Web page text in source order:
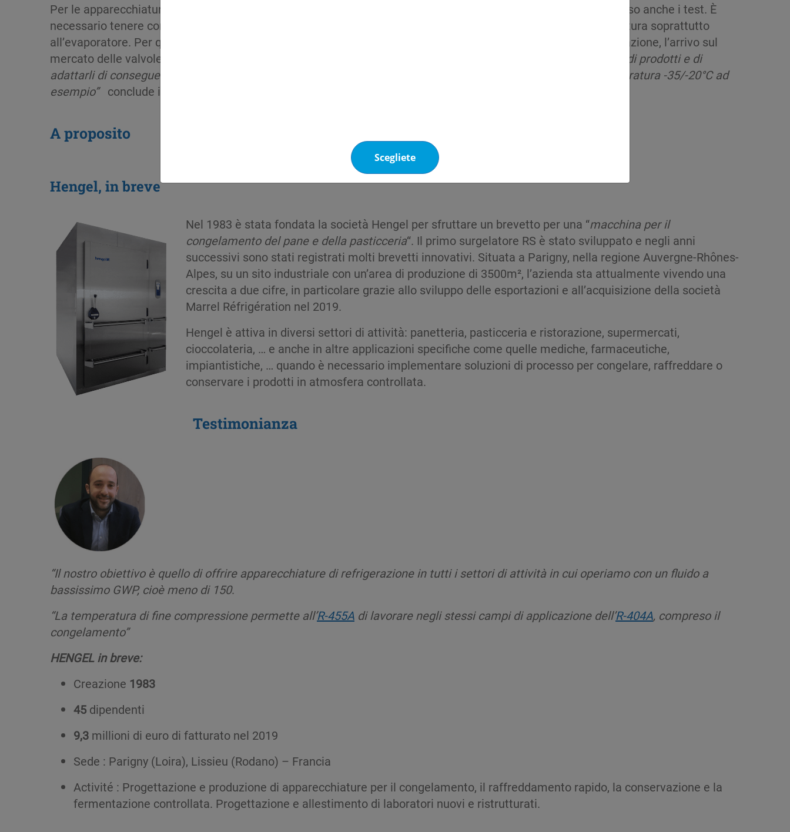
Scegliete
Per le apparecchiature che funzionano con compressori semiermetici di potenza molto più elevata, sono in corso anche i test. È
necessario tenere conto della parte di refrigerazione nel suo complesso, compreso lo spostamento di temperatura soprattutto
all’evaporatore. Per quanto riguarda la parte negativa della refrigerazione e più in particolare la parte di surgelazione, l’arrivo sul
mercato delle valvole di espansione
grado di finalizzare la nostra gamma di prodotti e di
adattarli di conseguenza per poter scendere ad una temperatura di evaporazione di -42°C per le unità bi-temperatura -35/-20°C ad
esempio” conclude il Dr. Younes Matar.
A proposito
Hengel, in breve
Nel 1983 è stata fondata la società Hengel per sfruttare un brevetto per una “macchina per il
congelamento del pane e della pasticceria“. Il primo surgelatore RS è stato sviluppato e negli anni
successivi sono stati registrati molti brevetti innovativi. Situata a Parigny, nella regione Auvergne-Rhônes-
Alpes, su un sito industriale con un’area di produzione di 3500m², l’azienda sta attualmente vivendo una
crescita a due cifre, in particolare grazie allo sviluppo delle esportazioni e all’acquisizione della società
Marrel Réfrigération nel 2019.
Hengel è attiva in diversi settori di attività: panetteria, pasticceria e ristorazione, supermercati,
cioccolateria, … e anche in altre applicazioni specifiche come quelle mediche, farmaceutiche,
impiantistiche, … quando è necessario implementare soluzioni di processo per congelare, raffreddare o
conservare i prodotti in atmosfera controllata.
Testimonianza
“Il nostro obiettivo è quello di offrire apparecchiature di refrigerazione in tutti i settori di attività in cui operiamo con un fluido a
bassissimo GWP, cioè meno di 150.
“La temperatura di fine compressione permette all’R-455A di lavorare negli stessi campi di applicazione dell’R-404A, compreso il
congelamento”
HENGEL in breve:
Creazione 1983
45 dipendenti
9,3 millioni di euro di fatturato nel 2019
Sede : Parigny (Loira), Lissieu (Rodano) – Francia
Activité : Progettazione e produzione di apparecchiature per il congelamento, il raffreddamento rapido, la conservazione e la
fermentazione controllata. Progettazione e allestimento di laboratori nuovi e ristrutturati.